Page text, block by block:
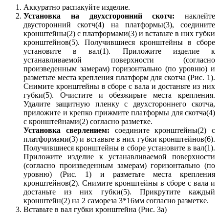
Аккуратно распакуйте изделие.
Установка на двухсторонний скотч: наклейте
двусторонний скотч(4) на платформы(3), соедините
кронштейны(2) с платформами(3) и вставьте в них губки
кронштейнов(5). Получившиеся кронштейны в сборе
установите в вал(1). Приложите изделие к
устанавливаемой поверхности (согласно
произведенным замерам) горизонтально (по уровню) и
разметьте места крепления платформ для скотча (Рис. 1).
Снимите кронштейны в сборе с вала и достаньте из них
губки(5). Очистите и обезжирьте места крепления.
Удалите защитную пленку с двухстороннего скотча,
приложите и крепко прижмите платформы для скотча(4)
с кронштейнами(2) согласно разметке.
Установка сверлением: соедините кронштейны(2) с
платформами(3) и вставьте в них губки кронштейнов(6).
Получившиеся кронштейны в сборе установите в вал(1).
Приложите изделие к устанавливаемой поверхности
(согласно произведенным замерам) горизонтально (по
уровню) (Рис. 1) и разметьте места крепления
кронштейнов(2). Снимите кронштейны в сборе с вала и
достаньте из них губки(5). Прикрутите каждый
кронштейн(2) на 2 самореза 3*16мм согласно разметке.
Вставьте в вал губки кронштейна (Рис. 3а)